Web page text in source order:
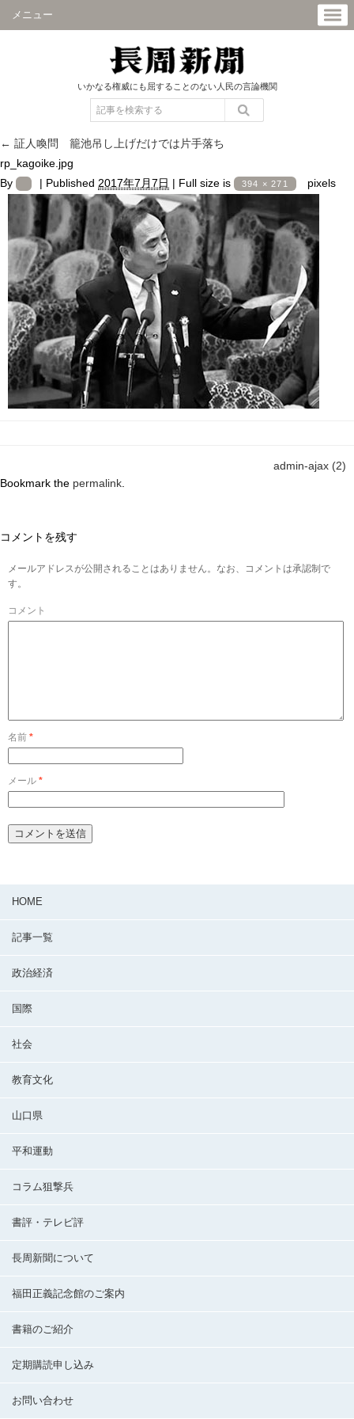
メニュー
いかなる権威にも屈することのない人民の言論機関
← 証人喚問 籠池吊し上げだけでは片手落ち
rp_kagoike.jpg
By
| Published 2017年7月7日 | Full size is 394 × 271 pixels
admin-ajax (2)
Bookmark the permalink
コメントを残す
メールアドレスが公開されることはありません。なお、コメントは承認制で
す。
コメント
名前 *
メール *
HOME
記事一覧
政治経済
国際
社会
教育文化
山口県
平和運動
コラム狙撃兵
書評・テレビ評
長周新聞について
福田正義記念館のご案内
書籍のご紹介
定期購読申し込み
お問い合わせ